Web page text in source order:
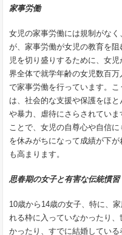
家事労働
女児の家事労働には規制がな
が、家事労働が女児の教育を
児を切り盛りするために、女
界全体で就学年齢の女児数百
で家事労働を行っています。
は、社会的な支援や保護をほ
や暴力、虐待にさらされてい
ことで、女児の自尊心や自信
を休みがちになって成績が下
も高まります。
思春期の女子と有害な伝統慣習
10歳から14歳の女子、特に、
れる枠に入っていなかったり
かったり、すでに結婚してい